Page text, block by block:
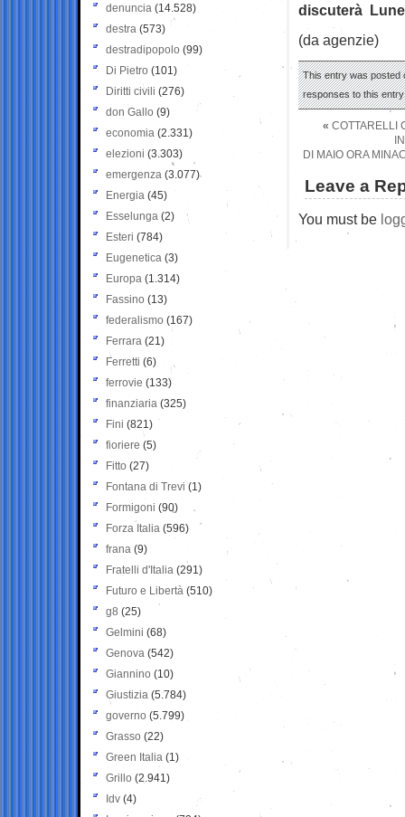
discuterà
(da agenzie)
This entry was posted
responses to this
« COTTARELLI
DI MAIO ORA
Leave a
You must be
denuncia (14.528)
destra (573)
destradipopolo (99)
Di Pietro (101)
Diritti civili (276)
don Gallo (9)
economia (2.331)
elezioni (3.303)
emergenza (3.077)
Energia (45)
Esselunga (2)
Esteri (784)
Eugenetica (3)
Europa (1.314)
Fassino (13)
federalismo (167)
Ferrara (21)
Ferretti (6)
ferrovie (133)
finanziaria (325)
Fini (821)
fioriere (5)
Fitto (27)
Fontana di Trevi (1)
Formigoni (90)
Forza Italia (596)
frana (9)
Fratelli d'Italia (291)
Futuro e Libertà (510)
g8 (25)
Gelmini (68)
Genova (542)
Giannino (10)
Giustizia (5.784)
governo (5.799)
Grasso (22)
Green Italia (1)
Grillo (2.941)
Idv (4)